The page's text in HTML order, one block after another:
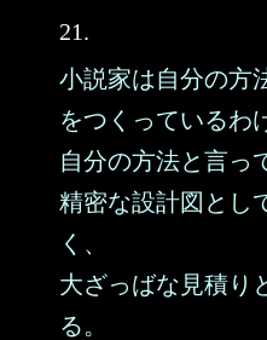
21.
小説家は自分の方
をつくっているわ
自分の方法と言っ
精密な設計図とし
く、
大ざっばな見積り
る。